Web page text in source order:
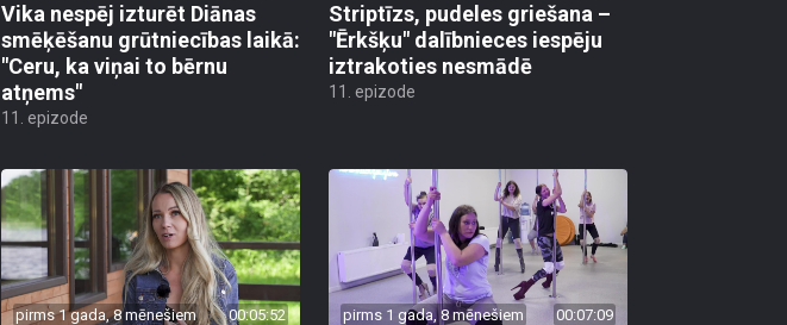
Vika nespēj izturēt Diānas
smēķēšanu grūtniecības laikā:
"Ceru, ka viņai to bērnu
atņems"
11. epizode
Striptīzs, pudeles griešana –
"Ērkšķu" dalībnieces iespēju
iztrakoties nesmādē
11. epizode
pirms 1 gada, 8 mēnešiem 00:05:52 pirms 1 gada, 8 mēnešiem 00:07:09